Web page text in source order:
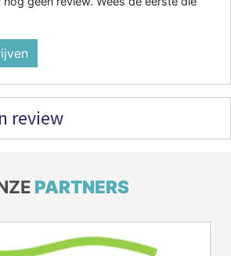
review
PARTNERS